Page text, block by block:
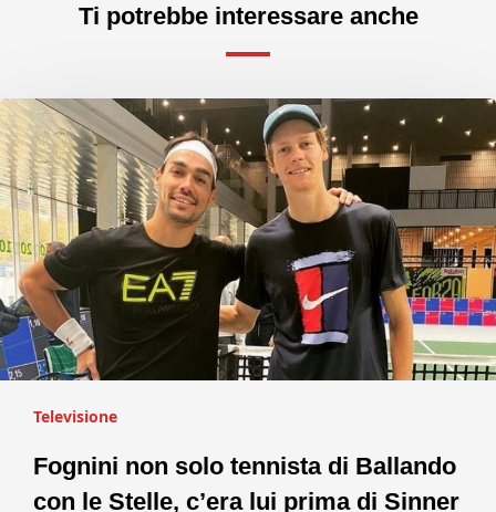
Ti potrebbe interessare anche
Televisione
Fognini non solo tennista di Ballando
con le Stelle, c’era lui prima di Sinner